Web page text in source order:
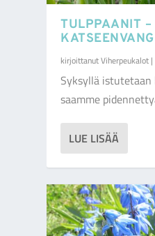
TULPPAANIT
kirjoittanutViherpeukalot |
Syksyllä
saamme
LUE LISÄÄ